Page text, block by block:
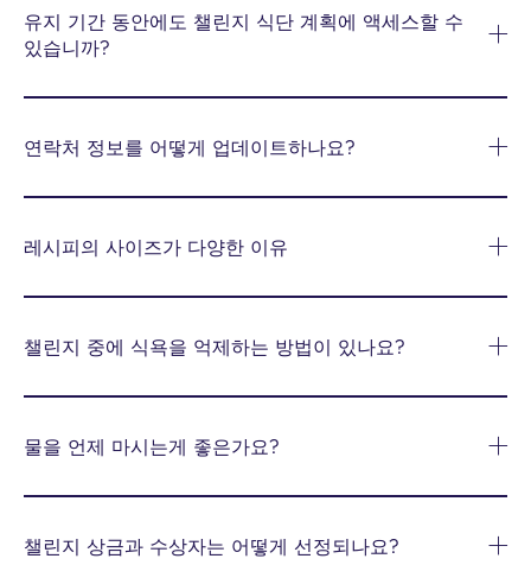
유지 기간 동안에도 챌린지 식단 계획에 액세스할 수
있습니까?
연락처 정보를 어떻게 업데이트하나요?
레시피의 사이즈가 다양한 이유
챌린지 중에 식욕을 억제하는 방법이 있나요?
물을 언제 마시는게 좋은가요?
챌린지 상금과 수상자는 어떻게 선정되나요?